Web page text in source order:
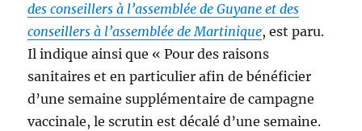
des conseillers à l’assemblée de Guyane et des
conseillers à l’assemblée de Martinique, est paru.
Il indique ainsi que « Pour des raisons
sanitaires et en particulier afin de bénéficier
d’une semaine supplémentaire de campagne
vaccinale, le scrutin est décalé d’une semaine.